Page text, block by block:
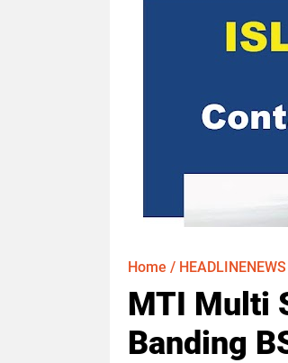
Home / HEADLINENEWS
MTI Multi
Banding